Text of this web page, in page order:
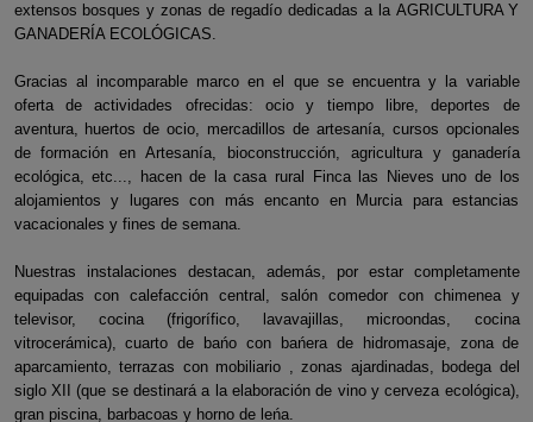
extensos bosques y zonas de regadío dedicadas a la AGRICULTURA Y
GANADERÍA ECOLÓGICAS.
Gracias al incomparable marco en el que se encuentra y la variable
oferta de actividades ofrecidas: ocio y tiempo libre, deportes de
aventura, huertos de ocio, mercadillos de artesanía, cursos opcionales
de formación en Artesanía, bioconstrucción, agricultura y ganadería
ecológica, etc..., hacen de la casa rural Finca las Nieves uno de los
alojamientos y lugares con más encanto en Murcia para estancias
vacacionales y fines de semana.
Nuestras instalaciones destacan, además, por estar completamente
equipadas con calefacción central, salón comedor con chimenea y
televisor, cocina (frigorífico, lavavajillas, microondas, cocina
vitrocerámica), cuarto de bańo con bańera de hidromasaje, zona de
aparcamiento, terrazas con mobiliario , zonas ajardinadas, bodega del
siglo XII (que se destinará a la elaboración de vino y cerveza ecológica),
gran piscina, barbacoas y horno de leńa.